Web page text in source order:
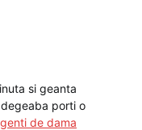
si geanta
porti o
de dama